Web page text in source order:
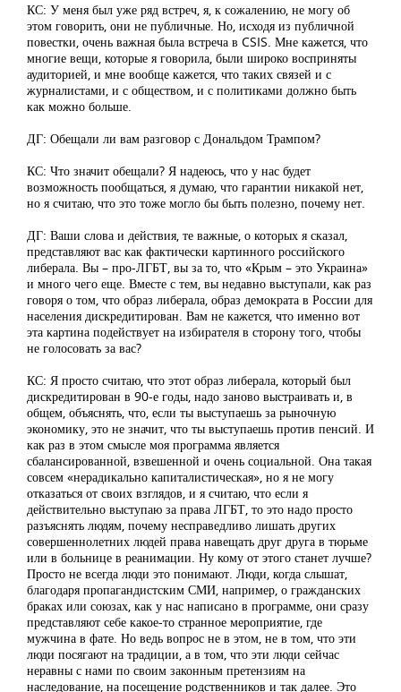
КС: У меня был уже ряд встреч, я, к сожалению, не могу об
этом говорить, они не публичные. Но, исходя из публичной
повестки, очень важная была встреча в CSIS. Мне кажется, что
многие вещи, которые я говорила, были широко восприняты
аудиторией, и мне вообще кажется, что таких связей и с
журналистами, и с обществом, и с политиками должно быть
как можно больше.
ДГ: Обещали ли вам разговор с Дональдом Трампом?
КС: Что значит обещали? Я надеюсь, что у нас будет
возможность пообщаться, я думаю, что гарантии никакой нет,
но я считаю, что это тоже могло бы быть полезно, почему нет.
ДГ: Ваши слова и действия, те важные, о которых я сказал,
представляют вас как фактически картинного российского
либерала. Вы – про-ЛГБТ, вы за то, что «Крым – это Украина»
и много чего еще. Вместе с тем, вы недавно выступали, как раз
говоря о том, что образ либерала, образ демократа в России для
населения дискредитирован. Вам не кажется, что именно вот
эта картина подействует на избирателя в сторону того, чтобы
не голосовать за вас?
КС: Я просто считаю, что этот образ либерала, который был
дискредитирован в 90-е годы, надо заново выстраивать и, в
общем, объяснять, что, если ты выступаешь за рыночную
экономику, это не значит, что ты выступаешь против пенсий. И
как раз в этом смысле моя программа является
сбалансированной, взвешенной и очень социальной. Она такая
совсем «нерадикально капиталистическая», но я не могу
отказаться от своих взглядов, и я считаю, что если я
действительно выступаю за права ЛГБТ, то это надо просто
разъяснять людям, почему несправедливо лишать других
совершеннолетних людей права навещать друг друга в тюрьме
или в больнице в реанимации. Ну кому от этого станет лучше?
Просто не всегда люди это понимают. Люди, когда слышат,
благодаря пропагандистским СМИ, например, о гражданских
браках или союзах, как у нас написано в программе, они сразу
представляют себе какое-то странное мероприятие, где
мужчина в фате. Но ведь вопрос не в этом, не в том, что эти
люди посягают на традиции, а в том, что эти люди сейчас
неравны с нами по своим законным претензиям на
наследование, на посещение родственников и так далее. Это